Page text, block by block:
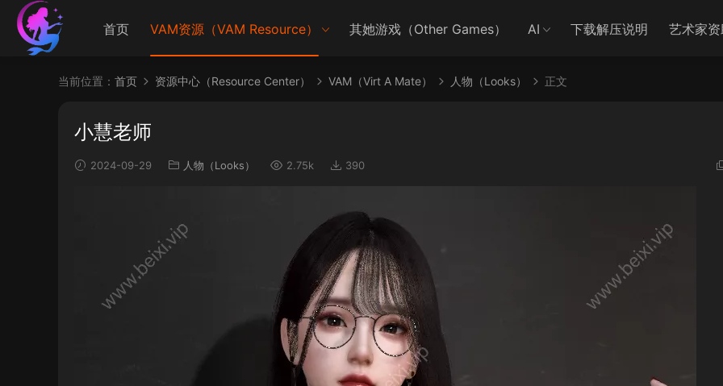
首页 VAM资源（VAM Resource） 其她游戏（Other Games） AI 下载解压说明 艺术家
当前位置： 首页 资源中心（Resource Center） VAM（Virt A Mate） 人物（Looks） 正文
小慧老师
2024-09-29 人物（Looks） 2.75k 390